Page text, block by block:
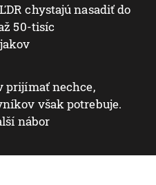
chystajú nasadiť do
50-tisíc
prijímať nechce,
však potrebuje.
nábor